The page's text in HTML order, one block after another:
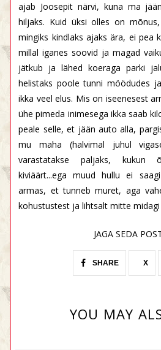
ajab Joosepit närvi, kuna ma
hiljaks. Kuid üksi olles on
mingiks kindlaks ajaks ära, ei pea
millal iganes soovid ja magad
jätkub ja lähed koeraga parki
helistaks poole tunni möödudes
ikka veel elus. Mis on iseenesest
ühe pimeda inimesega ikka saab
peale selle, et jään auto alla,
mu maha (halvimal juhul
varastatakse paljaks, kukun
kiviäärt...ega muud hullu ei
armas, et tunneb muret, aga
kohustustest ja lihtsalt mitte midagi
JAGA SEDA
SHARE X
YOU MAY